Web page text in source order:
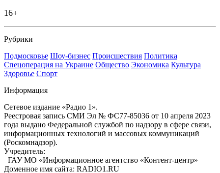
16+
Рубрики
Подмосковье Шоу-бизнес Происшествия Политика
Спецоперация на Украине Общество Экономика Культура
Здоровье Спорт
Информация
Сетевое издание «Радио 1».
Реестровая запись СМИ Эл № ФС77-85036 от 10 апреля 2023
года выдано Федеральной службой по надзору в сфере связи,
информационных технологий и массовых коммуникаций
(Роскомнадзор).
Учредитель:
ГАУ МО «Информационное агентство «Контент-центр»
Доменное имя сайта: RADIO1.RU